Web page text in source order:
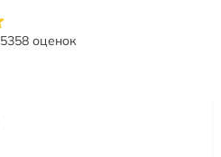
5358 оценок